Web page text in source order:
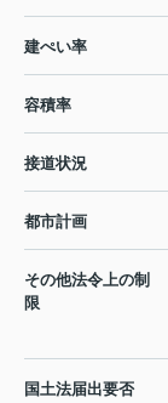
建ぺい率
容積率
接道状況
都市計画
その他法令上の制
限
国土法届出要否